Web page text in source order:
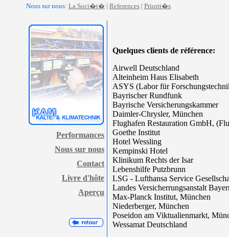
Nous sur nous: La Soci�t� | References | Priorit�s
Performances
Nous sur nous
Contact
Livre d'hôte
Aperçu
Quelques clients de référence:
Airwell Deutschland
Alteinheim Haus Elisabeth
ASYS (Labor für
Bayrischer Rundfunk
Bayrische Versicherungskammer
Daimler-Chrysler, München
Flughafen Restauration GmbH,
Goethe Institut
Hotel Wessling
Kempinski Hotel
Klinikum Rechts der Isar
Lebenshilfe Putzbrunn
LSG - Lufthansa Service
Landes Versicherrungsanstalt
Max-Planck Institut, München
Niederberger, München
Poseidon am Viktualienmarkt,
Wessamat Deutschland